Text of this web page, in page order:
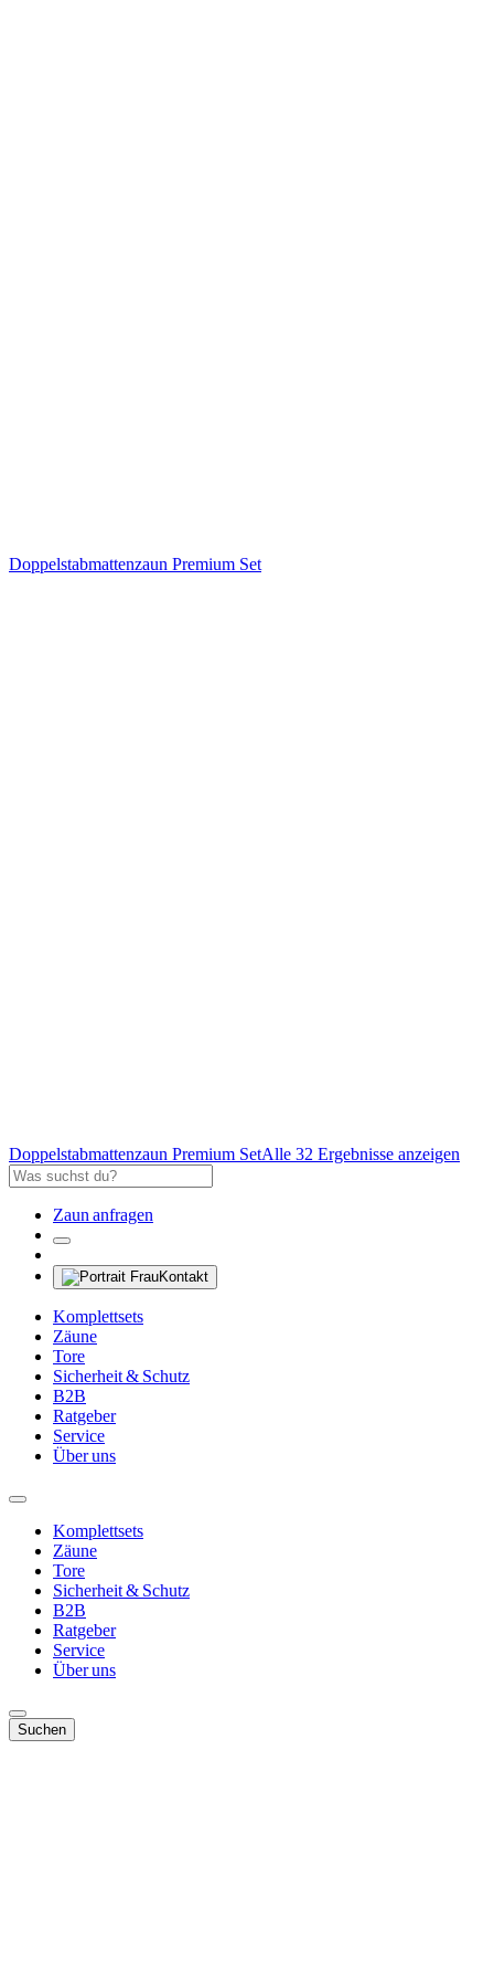
Doppelstabmattenzaun Premium Set
Doppelstabmattenzaun Premium SetAlle 32 Ergebnisse anzeigen
Zaun anfragen
Kontakt
Komplettsets
Zäune
Tore
Sicherheit & Schutz
B2B
Ratgeber
Service
Über uns
Komplettsets
Zäune
Tore
Sicherheit & Schutz
B2B
Ratgeber
Service
Über uns
Suchen